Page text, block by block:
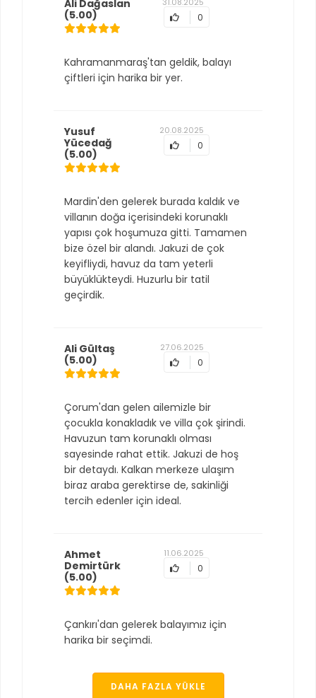
Ali Dağaslan
(5.00)
0
Kahramanmaraş'tan geldik, balayı
çiftleri için harika bir yer.
Yusuf
Yücedağ
(5.00)
20.08.2025
0
Mardin'den gelerek burada kaldık ve
villanın doğa içerisindeki korunaklı
yapısı çok hoşumuza gitti. Tamamen
bize özel bir alandı. Jakuzi de çok
keyifliydi, havuz da tam yeterli
büyüklükteydi. Huzurlu bir tatil
geçirdik.
Ali Gültaş
(5.00)
27.06.2025
0
Çorum'dan gelen ailemizle bir
çocukla konakladık ve villa çok şirindi.
Havuzun tam korunaklı olması
sayesinde rahat ettik. Jakuzi de hoş
bir detaydı. Kalkan merkeze ulaşım
biraz araba gerektirse de, sakinliği
tercih edenler için ideal.
Ahmet
Demirtürk
(5.00)
11.06.2025
0
Çankırı'dan gelerek balayımız için
harika bir seçimdi.
DAHA FAZLA YÜKLE